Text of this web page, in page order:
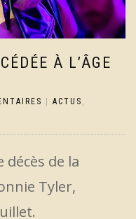
À L’ÂGE
ACTUS ,
décès de la
Tyler,